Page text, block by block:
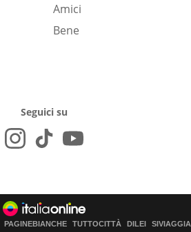
Amici
Bene
Seguici su
PAGINEBIANCHE TUTTOCITTÀ DILEI SIVIAGGIA